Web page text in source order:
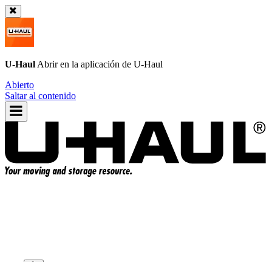
U-Haul Abrir en la aplicación de U-Haul
Abierto
Saltar al contenido